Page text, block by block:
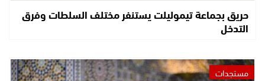
حريق بجماعة تيموليلت يستنفر مختلف السلطات وفرق
التدخل
مستجدات